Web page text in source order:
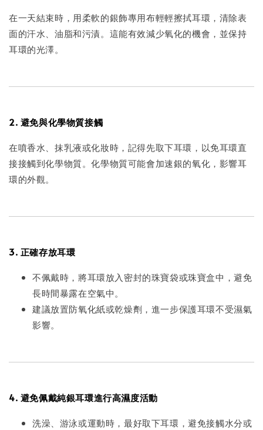
在一天結束時，用柔軟的銀飾專用布輕輕擦拭耳環，清除表
面的汗水、油脂和污漬。這能有效減少氧化的機會，並保持
耳環的光澤。
2. 避免與化學物質接觸
在噴香水、抹乳液或化妝時，記得先取下耳環，以免耳環直
接接觸到化學物質。化學物質可能會加速銀的氧化，影響耳
環的外觀。
3. 正確存放耳環
不佩戴時，將耳環放入密封的珠寶袋或珠寶盒中，避免
長時間暴露在空氣中。
建議放置防氧化紙或乾燥劑，進一步保護耳環不受濕氣
影響。
4. 避免佩戴純銀耳環進行高濕度活動
洗澡、游泳或運動時，最好取下耳環，避免接觸水分或